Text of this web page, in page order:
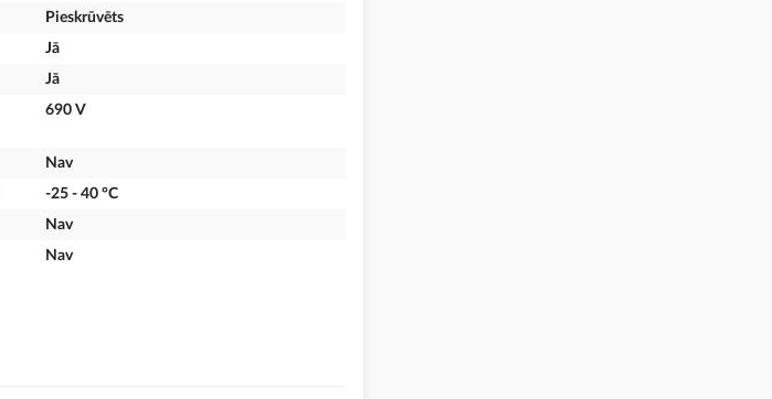
Pieskrūvēts
Jā
Jā
690 V
Nav
-25 - 40 °C
Nav
Nav